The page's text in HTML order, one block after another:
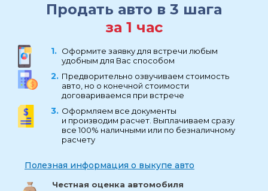
Продать авто в 3 шага
за 1 час
Оформите заявку для встречи любым
удобным для Вас способом
Предворительно озвучиваем стоимость
авто, но о конечной стоимости
договариваемся при встрече
Оформляем все документы
и производим расчет. Выплачиваем сразу
все 100% наличными или по безналичному
расчету
Полезная информация о выкупе авто
Честная оценка автомобиля